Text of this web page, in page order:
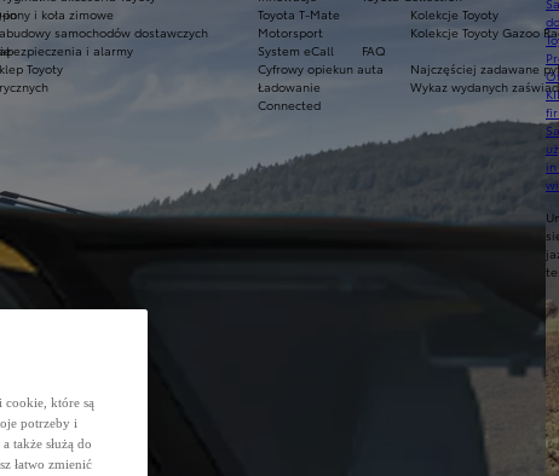
in
Toyota T-Mate
Motorsport
System eCall
Cyfrowy opiekun auta
Ładowanie
Connected
i koła zimowe
samochodów dostawczych
i alarmy
Toyoty
Kolekcje Toyoty
Kolekcje Toyoty Gazoo
FAQ
Najczęściej zadawane
Wykaz wydanych
cookie, które są
potrzeby i
także służą do
łatwo zmienić